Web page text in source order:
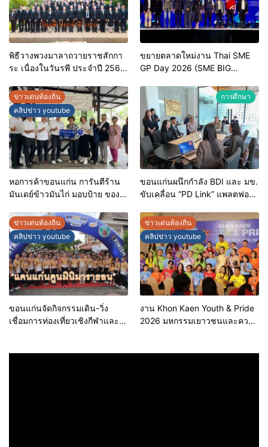
พิธีวางพวงมาลาถวายราชสักกา
ระ เนื่องในวันรพี ประจำปี 2569
เพื่อเชื่อมความสัมพันธ์อันดีของ
หน่วยงานในกระบวนการ
ยุติธรรม
ขยายตลาดใหม่งาน Thai SME
GP Day 2026 (SME BIG
ข่าวเด่นท้องถิ่น
คลิปข่าว youtube
หอการค้าขอนแก่น การันตีร้าน
มันเดย์ข้าวมันไก่ มอบป้าย ของดี
ประกอบการคุณภาพ ยกระดับ
มาตรฐาน สร้างความเชื่อมั่นให้ผู้
บริโภค
การศึกษา
ขอนแก่นผนึกกำลัง BDI และ มข.
ขับเคลื่อน “PD Link” แพลตฟอร์ม
บริหารงานบนฐานข้อมูลที่
แม่นยำและยั่งยืน
ข่าวเด่นท้องถิ่น
คลิปข่าว youtube
ขอนแก่นจัดกิจกรรมเดิน-วิ่ง
เชื่อมการท่องเที่ยวเชิงกีฬาและ
ข่าวเด่นท้องถิ่น
คลิปข่าว youtube
งาน Khon Kaen Youth & Pride
2026 มหกรรมเยาวชนและความ